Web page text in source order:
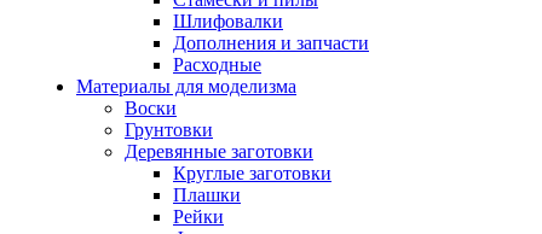
Шлифовалки
Дополнения и запчасти
Расходные
Материалы для моделизма
Воски
Грунтовки
Деревянные заготовки
Круглые заготовки
Плашки
Рейки